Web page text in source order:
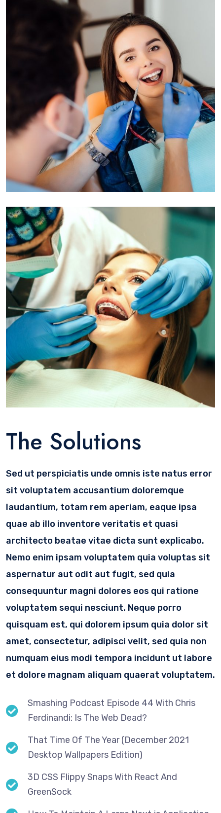
The Solutions
Sed ut perspiciatis unde omnis iste natus error
sit voluptatem accusantium doloremque
laudantium, totam rem aperiam, eaque ipsa
quae ab illo inventore veritatis et quasi
architecto beatae vitae dicta sunt explicabo.
Nemo enim ipsam voluptatem quia voluptas sit
aspernatur aut odit aut fugit, sed quia
consequuntur magni dolores eos qui ratione
voluptatem sequi nesciunt. Neque porro
quisquam est, qui dolorem ipsum quia dolor sit
amet, consectetur, adipisci velit, sed quia non
numquam eius modi tempora incidunt ut labore
et dolore magnam aliquam quaerat voluptatem.
Smashing Podcast Episode 44 With Chris
Ferdinandi: Is The Web Dead?
That Time Of The Year (December 2021
Desktop Wallpapers Edition)
3D CSS Flippy Snaps With React And
GreenSock